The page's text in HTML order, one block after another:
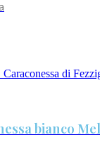
bianco